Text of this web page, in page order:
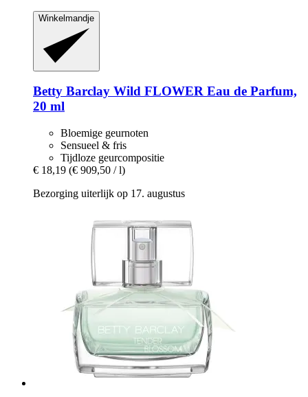
Winkelmandje
Betty Barclay Wild FLOWER Eau de Parfum,
20 ml
Bloemige geurnoten
Sensueel & fris
Tijdloze geurcompositie
€ 18,19 (€ 909,50 / l)
Bezorging uiterlijk op 17. augustus